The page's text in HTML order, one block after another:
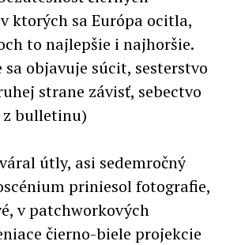
ktorých sa Európa ocitla,
to najlepšie i najhoršie.
objavuje súcit, sesterstvo
strane závisť, sebectvo
z bulletinu)
útly, asi sedemročný
priniesol fotografie,
v patchworkových
čierno-biele projekcie